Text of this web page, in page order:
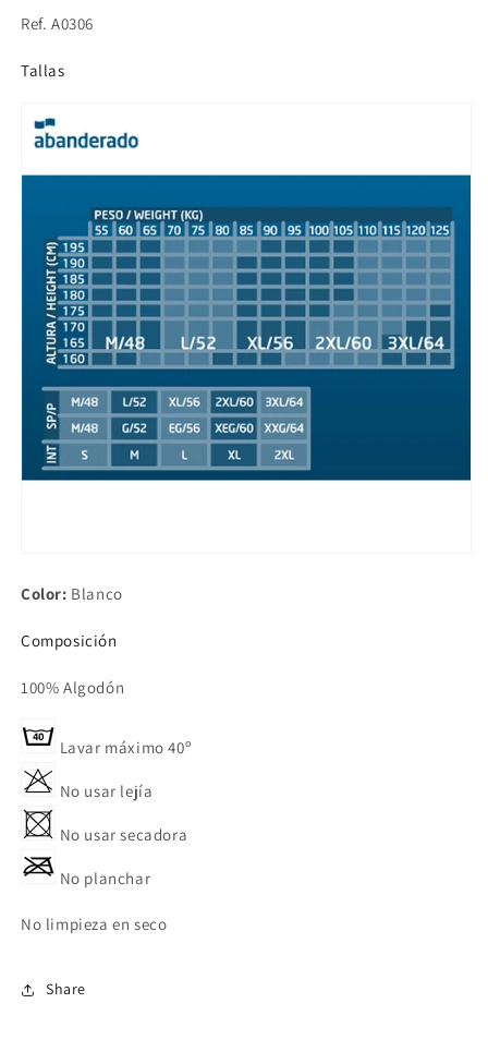
Ref. A0306
Tallas
Color: Blanco
Composición
100% Algodón
Lavar máximo 40º
No usar lejía
No usar secadora
No planchar
No limpieza en seco
Share